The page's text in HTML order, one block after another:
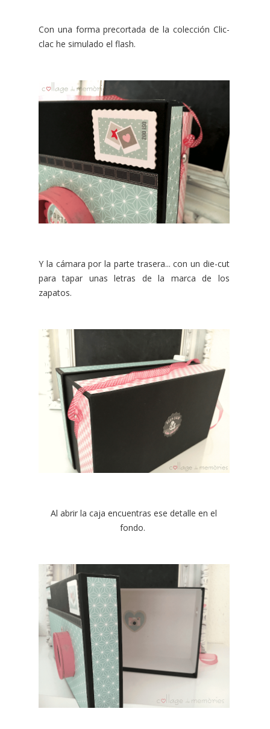
Con una forma precortada de la colección Clic-
clac he simulado el flash.
Y la cámara por la parte trasera... con un die-cut
para tapar unas letras de la marca de los
zapatos.
Al abrir la caja encuentras ese detalle en el
fondo.